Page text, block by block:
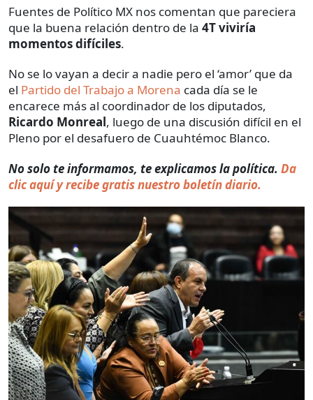
Fuentes de Político MX nos comentan que pareciera
que la buena relación dentro de la 4T viviría
momentos difíciles.
No se lo vayan a decir a nadie pero el ‘amor’ que da
el Partido del Trabajo a Morena cada día se le
encarece más al coordinador de los diputados,
Ricardo Monreal, luego de una discusión difícil en el
Pleno por el desafuero de Cuauhtémoc Blanco.
No solo te informamos, te explicamos la política. Da
clic aquí y recibe gratis nuestro boletín diario.